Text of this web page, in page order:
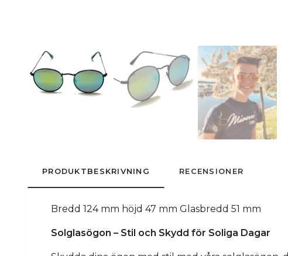
PRODUKTBESKRIVNING RECENSIONER
Bredd 124 mm höjd 47 mm Glasbredd 51 mm
Solglasögon – Stil och Skydd för Soliga Dagar